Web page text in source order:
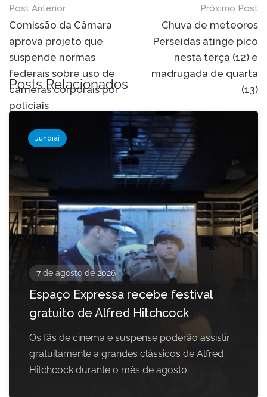
Navegação
de
Post
Post Anterior
Comissão da Câmara
aprova projeto que
suspende normas
federais sobre uso de
câmeras corporais por
policiais
Próximo Post
Chuva de meteoros
Perseidas atinge pico
nesta terça (12) e
madrugada de quarta
(13)
Posts Relacionados
Jundiaí
7 de agosto de 2026
Espaço Expressa recebe festival
gratuito de Alfred Hitchcock
Os fãs de cinema e suspense poderão assistir
gratuitamente a grandes clássicos de Alfred
Hitchcock durante o mês de agosto